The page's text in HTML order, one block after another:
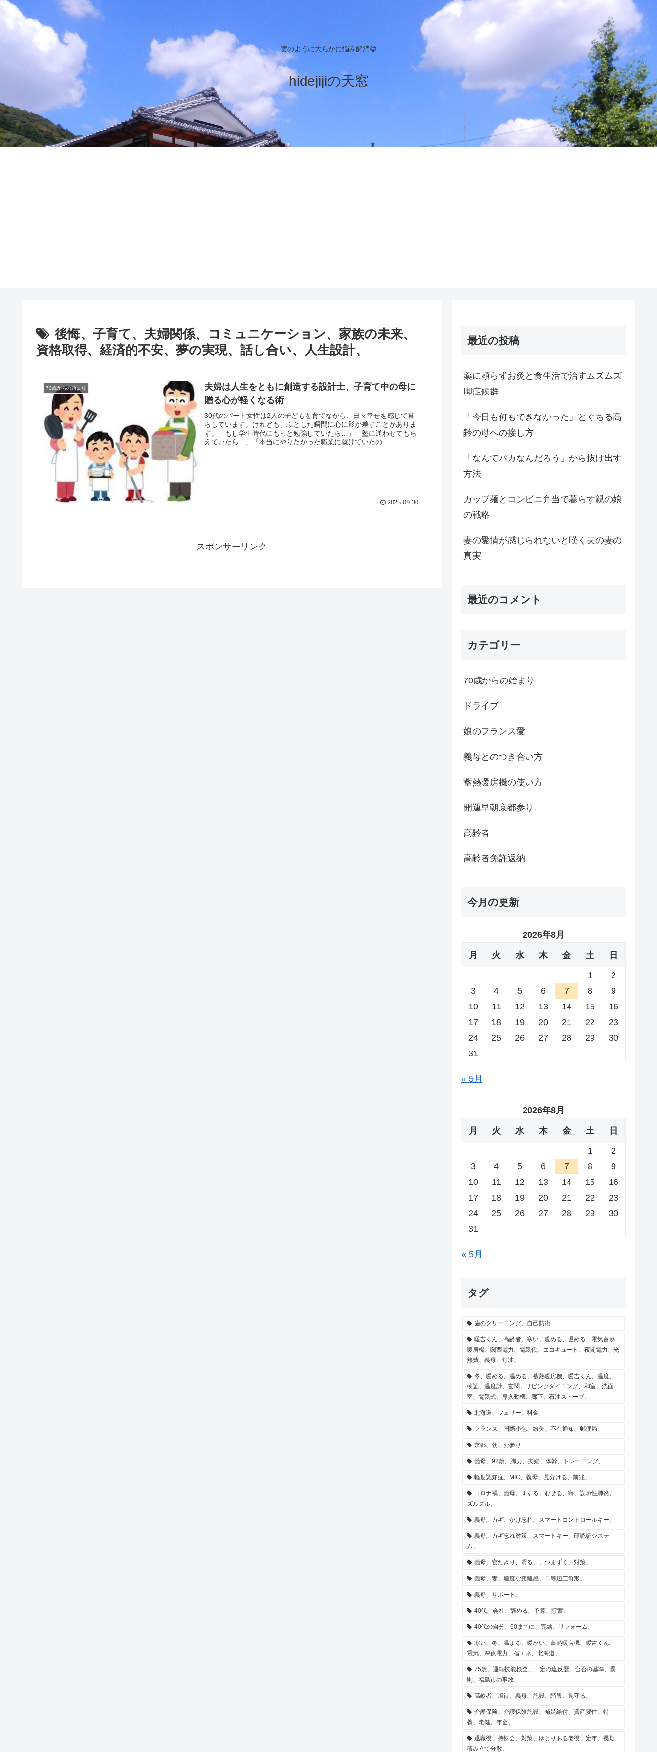
雲のように大らかに悩み解消😁
hidejijiの天窓
後悔、子育て、夫婦関係、コミュニケーション、家族の未来、
資格取得、経済的不安、夢の実現、話し合い、人生設計、
70歳からの始まり
夫婦は人生をともに創造する設計士、子育て中の母に
贈る心が軽くなる術
30代のパート女性は2人の子どもを育てながら、日々幸せを感じて暮
らしています。けれども、ふとした瞬間に心に影が差すことがありま
す。「もし学生時代にもっと勉強していたら…」「塾に通わせてもら
えていたら…」「本当にやりたかった職業に就けていたの...
2025.09.30
スポンサーリンク
最近の投稿
薬に頼らずお灸と食生活で治すムズムズ
脚症候群
「今日も何もできなかった」とぐちる高
齢の母への接し方
「なんてバカなんだろう」から抜け出す
方法
カップ麺とコンビニ弁当で暮らす親の娘
の戦略
妻の愛情が感じられないと嘆く夫の妻の
真実
最近のコメント
カテゴリー
70歳からの始まり
ドライブ
娘のフランス愛
義母とのつき合い方
蓄熱暖房機の使い方
開運早朝京都参り
高齢者
高齢者免許返納
今月の更新
2026年8月
月 火 水 木 金 土 日
1
2
3
4 5 6 7 8
9
10
11 12 13 14 15
16
17
18 19 20 21 22
23
24
25 26 27 28 29
30
31
« 5月
2026年8月
月 火 水 木 金 土 日
1
2
3
4 5 6 7 8
9
10
11 12 13 14 15
16
17
18 19 20 21 22
23
24
25 26 27 28 29
30
31
« 5月
タグ
歯のクリーニング、自己防衛
暖吉くん、高齢者、寒い、暖める、温める、電気蓄熱
暖房機、関西電力、電気代、エコキュート、夜間電力、光
熱費、義母、灯油、
冬、暖める、温める、蓄熱暖房機、暖吉くん、温度、
検証、温度計、玄関、リビングダイニング、和室、洗面
室、電気式、導入動機、廊下、石油ストーブ、
北海道、フェリー、料金
フランス、国際小包、紛失、不在通知、郵便局、
京都、朝、お参り
義母、92歳、脚力、夫婦、体幹、トレーニング、
軽度認知症、MIC、義母、見分ける、前兆、
コロナ禍、義母、すする、むせる、癖、誤嚥性肺炎、
ズルズル、
義母、カギ、かけ忘れ、スマートコントロールキー、
義母、カギ忘れ対策、スマートキー、顔認証システ
ム、
義母、寝たきり、滑る、、つまずく、対策、
義母、妻、適度な距離感、二等辺三角形、
義母、サポート、
40代、会社、辞める、予算、貯蓄、
40代の自分、60までに、完結、リフォーム、
寒い、冬、温まる、暖かい、蓄熱暖房機、暖吉くん、
電気、深夜電力、省エネ、北海道、
75歳、運転技能検査、一定の違反歴、合否の基準、罰
則、福島市の事故、
高齢者、虐待、義母、施設、階段、見守る、
介護保険、介護保険施設、補足給付、資産要件、特
養、老健、年金、
退職後、持株会、対策、ゆとりある老後、定年、長期
積み立て分散、